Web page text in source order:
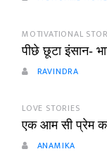
MOTIVATIONAL
पीछे छूटा इंसान-
RAVINDRA
LOVE STORIES
एक आम सी प्रेम
ANAMIKA